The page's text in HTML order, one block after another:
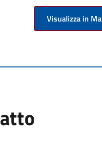
Visualizza in